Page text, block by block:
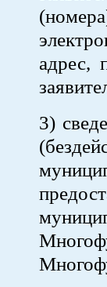
адрес,
3)